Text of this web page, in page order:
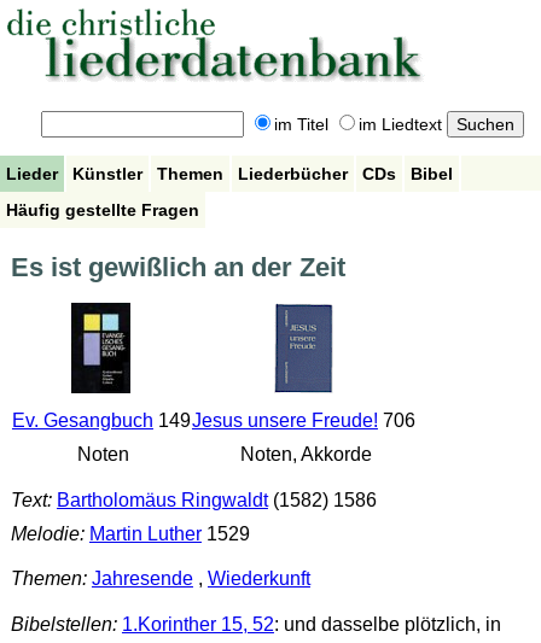
im Titel im Liedtext
Lieder Künstler Themen Liederbücher CDs
Bibel
Häufig gestellte Fragen
Es ist gewißlich an der Zeit
Ev. Gesangbuch 149
Noten
Jesus unsere Freude! 706
Noten, Akkorde
Text: Bartholomäus Ringwaldt(1582) 1586
Melodie: Martin Luther1529
Themen: Jahresende, Wiederkunft
Bibelstellen: 1.Korinther 15, 52: und dasselbe plötzlich, in